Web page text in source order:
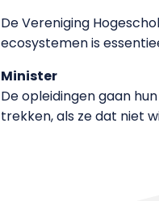
De Vereniging
ecosystemen is
Minister
De opleidingen gaan
trekken, als ze dat niet